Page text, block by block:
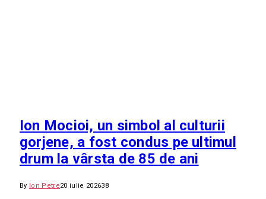
Ion Mocioi, un simbol al culturii
gorjene, a fost condus pe ultimul
drum la vârsta de 85 de ani
By Ion Petre20 iulie 202638